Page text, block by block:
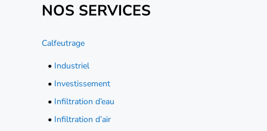
NOS SERVICES
Calfeutrage
• Industriel
• Investissement
• Infiltration d’eau
• Infiltration d’air